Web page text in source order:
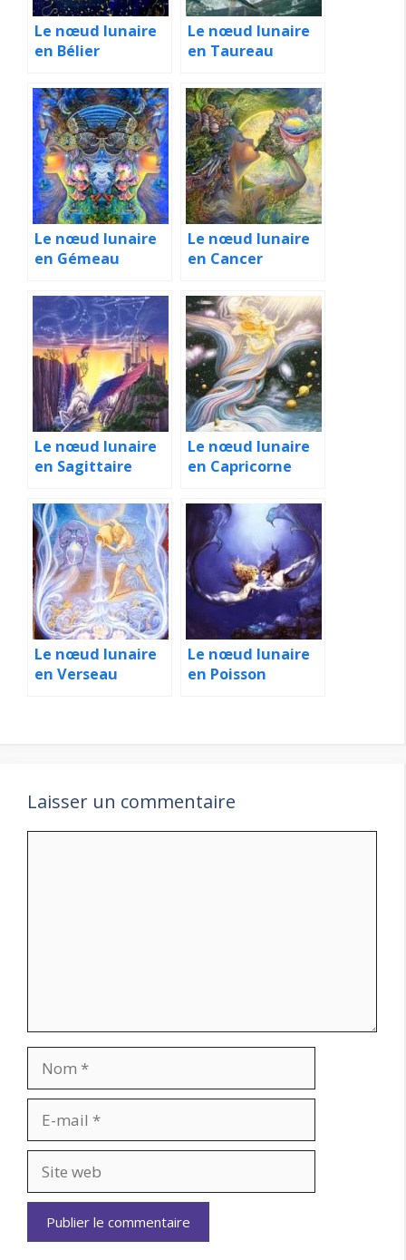
Le nœud lunaire
en Bélier
Le nœud lunaire
en Taureau
Le nœud lunaire
en Gémeau
Le nœud lunaire
en Cancer
Le nœud lunaire
en Sagittaire
Le nœud lunaire
en Capricorne
Le nœud lunaire
en Verseau
Le nœud lunaire
en Poisson
Laisser un commentaire
mail
web